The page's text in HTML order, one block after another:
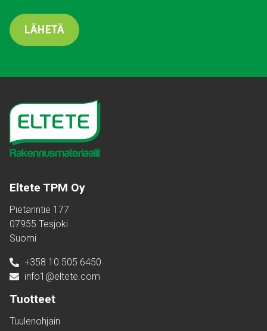
LÄHETÄ
Eltete TPM Oy
Pietarintie 177
07955 Tesjoki
Suomi
+358 10 505 6450
info1@eltete.com
Tuotteet
Tuulenohjain